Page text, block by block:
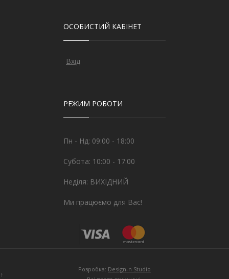
ОСОБИСТИЙ КАБІНЕТ
Вхід
РЕЖИМ РОБОТИ
Пн - Нд: 09:00 - 18:00
Субота: 10:00 - 17:00
Неділя: ВИХІДНИЙ
Ми працюємо для Вас!
Розробка: Design-n Studio
↑